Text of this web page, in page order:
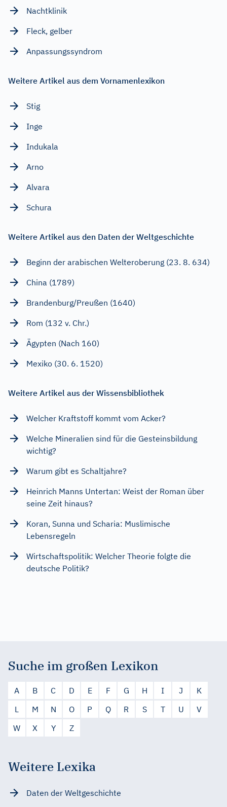
Nachtklinik
Fleck, gelber
Anpassungssyndrom
Weitere Artikel aus dem Vornamenlexikon
Stig
Inge
Indukala
Arno
Alvara
Schura
Weitere Artikel aus den Daten der Weltgeschichte
Beginn der arabischen Welteroberung (23. 8. 634)
China (1789)
Brandenburg/Preußen (1640)
Rom (132 v. Chr.)
Ägypten (Nach 160)
Mexiko (30. 6. 1520)
Weitere Artikel aus der Wissensbibliothek
Welcher Kraftstoff kommt vom Acker?
Welche Mineralien sind für die Gesteinsbildung
wichtig?
Warum gibt es Schaltjahre?
Heinrich Manns Untertan: Weist der Roman über
seine Zeit hinaus?
Koran, Sunna und Scharia: Muslimische
Lebensregeln
Wirtschaftspolitik: Welcher Theorie folgte die
deutsche Politik?
Suche im großen Lexikon
A B C D E F G H I J
K
L
M N O P Q R S T U
V
W
X Y Z
Weitere Lexika
Daten der Weltgeschichte